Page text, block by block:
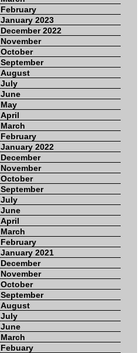
February
January 2023
December 2022
November
October
September
August
July
June
May
April
March
February
January 2022
December
November
October
September
July
June
April
March
February
January 2021
December
November
October
September
August
July
June
March
Febuary